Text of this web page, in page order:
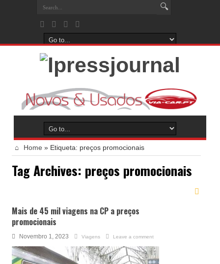
Home » Etiqueta: preços promocionais
Tag Archives: preços promocionais
Mais de 45 mil viagens na CP a preços
promocionais
Novembro 1, 2023 Viagens Leave a comment